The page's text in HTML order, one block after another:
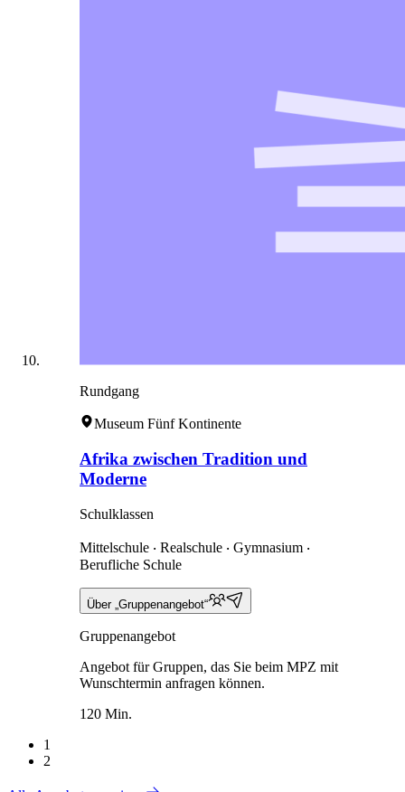
Rundgang
Museum Fünf Kontinente
Afrika zwischen Tradition und
Moderne
Schulklassen
Mittelschule ‧ Realschule ‧ Gymnasium ‧
Berufliche Schule
Über „Gruppenangebot“
Gruppenangebot
Angebot für Gruppen, das Sie beim MPZ mit
Wunschtermin anfragen können.
120 Min.
1
2